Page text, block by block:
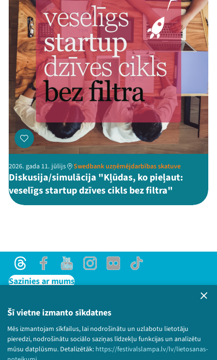
Šī vietne izmanto sīkdatnes
Mēs izmantojam sīkfailus, lai nodrošinātu un uzlabotu lietotāju
pieredzi, nodrošinātu sociālo saziņas līdzekļu funkcijas un analizētu
mūsu datplūsmu. Detalizētāk: https://festivalslampa.lv/lv/lietosanas-
2026. gada 11. jūlijs Swedbank uzņēmējdarbības skatuve
Diskusija/simulācija "Kļūdas, ko pieļaut:
veselīgs startup dzīves cikls bez filtra"
ThreadsFacebookYoutubeInstagram
Flick TikTok
Sazinies ar mums
Lietošanas noteikumi un sīkdatņu politika
Bērnu aizsardzības politika
© 2026 Sarunu festivāls LAMPA Visas tiesības
paturētas.